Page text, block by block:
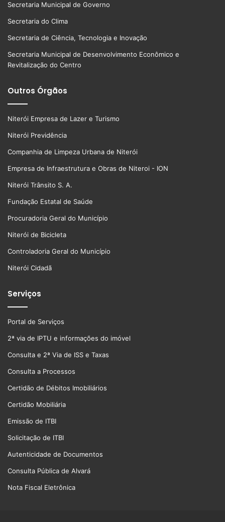
Secretaria Municipal de Governo
Secretaria do Clima
Secretaria de Ciência, Tecnologia e Inovação
Secretaria Municipal de Desenvolvimento Econômico e
Revitalização do Centro
Outros Órgãos
Niterói Empresa de Lazer e Turismo
Niterói Previdência
Companhia de Limpeza Urbana de Niterói
Empresa de Infraestrutura e Obras de Niteroi - ION
Niterói Trânsito S. A.
Fundação Estatal de Saúde
Procuradoria Geral do Município
Niterói de Bicicleta
Controladoria Geral do Município
Niterói Cidadã
Serviços
Portal de Serviços
2ª via de IPTU e informações do imóvel
Consulta e 2ª Via de ISS e Taxas
Consulta a Processos
Certidão de Débitos Imobiliários
Certidão Mobiliária
Emissão de ITBI
Solicitação de ITBI
Autenticidade de Documentos
Consulta Pública de Alvará
Nota Fiscal Eletrônica